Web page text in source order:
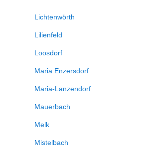
Lichtenwörth
Lilienfeld
Loosdorf
Maria Enzersdorf
Maria-Lanzendorf
Mauerbach
Melk
Mistelbach